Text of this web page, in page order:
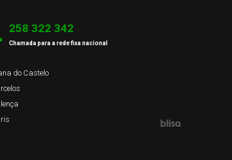
258 322 342
Chamada para a rede fixa nacional
do Castelo